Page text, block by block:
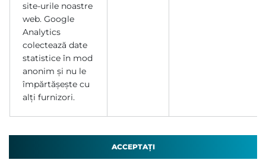
site-urile noastre
web. Google
Analytics
colectează date
statistice în mod
anonim și nu le
împărtășește cu
alți furnizori.
ACCEPTAȚI